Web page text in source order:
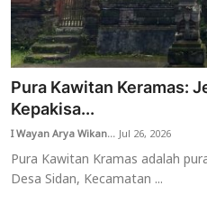
Pura Kawitan Keramas:
Kepakisa...
I Wayan Arya Wikan...Jul 26, 2026
Pura Kawitan Kramas adalah
Desa Sidan, Kecamatan ...